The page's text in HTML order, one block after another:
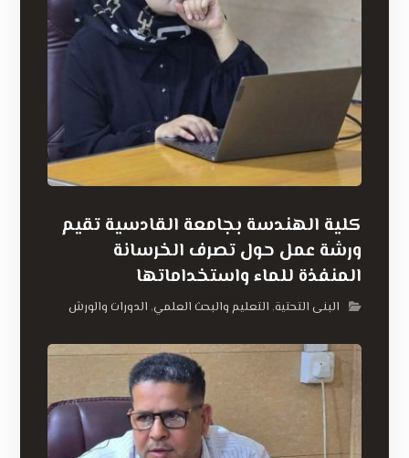
كلية الهندسة بجامعة القادسية تقيم
ورشة عمل حول تصرف الخرسانة
المنفذة للماء واستخداماتها
البنى التحتية, التعليم والبحث العلمي, الدورات والورش